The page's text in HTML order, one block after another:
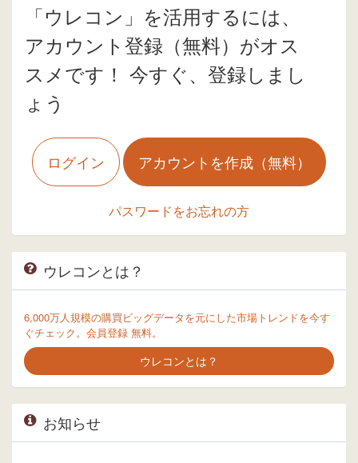
「ウレコン」を活用するには、
アカウント登録（無料）がオス
スメです！ 今すぐ、登録しまし
ょう
ログイン アカウントを作成（無料）
パスワードをお忘れの方
ウレコンとは？
6,000万人規模の購買ビッグデータを元にした市場トレンドを今す
ぐチェック。会員登録 無料。
ウレコンとは？
お知らせ